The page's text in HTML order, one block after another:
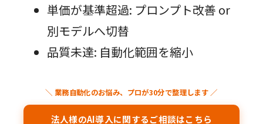
単価が基準超過: プロンプト改善 or
別モデルへ切替
品質未達: 自動化範囲を縮小
＼ 業務自動化のお悩み、プロが30分で整理します ／
法人様のAI導入に関するご相談はこちら